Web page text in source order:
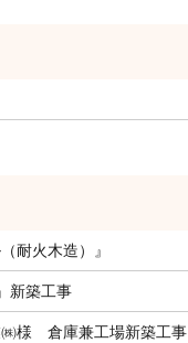
耐火木造）』
新築工事
様 倉庫兼工場新築工事